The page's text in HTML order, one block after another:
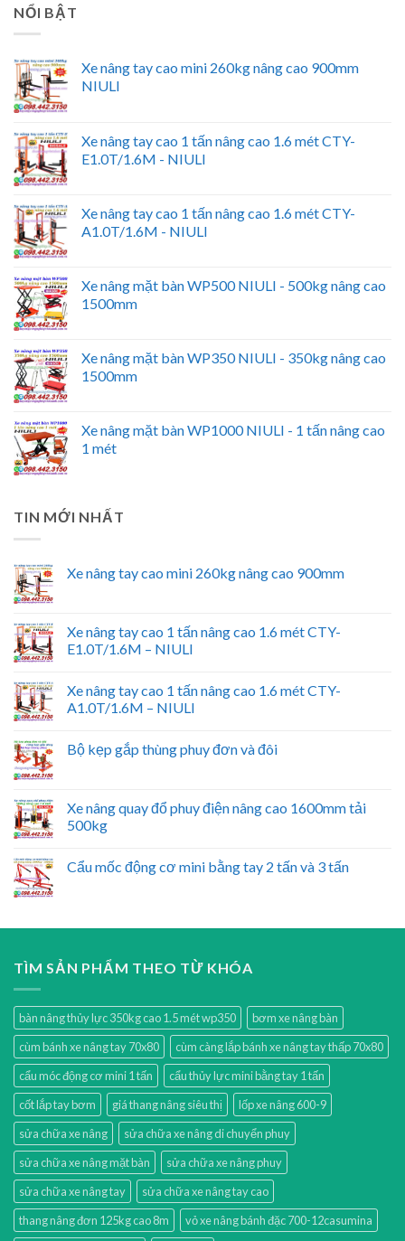
NỔI BẬT
Xe nâng tay cao mini 260kg nâng cao 900mm
NIULI
Xe nâng tay cao 1 tấn nâng cao 1.6 mét CTY-
E1.0T/1.6M - NIULI
Xe nâng tay cao 1 tấn nâng cao 1.6 mét CTY-
A1.0T/1.6M - NIULI
Xe nâng mặt bàn WP500 NIULI - 500kg nâng cao
1500mm
Xe nâng mặt bàn WP350 NIULI - 350kg nâng cao
1500mm
Xe nâng mặt bàn WP1000 NIULI - 1 tấn nâng cao
1 mét
TIN MỚI NHẤT
Xe nâng tay cao mini 260kg nâng cao 900mm
Xe nâng tay cao 1 tấn nâng cao 1.6 mét CTY-
E1.0T/1.6M – NIULI
Xe nâng tay cao 1 tấn nâng cao 1.6 mét CTY-
A1.0T/1.6M – NIULI
Bộ kẹp gắp thùng phuy đơn và đôi
Xe nâng quay đổ phuy điện nâng cao 1600mm tải
500kg
Cẩu mốc động cơ mini bằng tay 2 tấn và 3 tấn
TÌM SẢN PHẨM THEO TỪ KHÓA
bàn nâng thủy lực 350kg cao 1.5 mét wp350
bơm xe nâng bàn
cùm bánh xe nâng tay 70x80
cùm càng lắp bánh xe nâng tay thấp 70x80
cẩu móc động cơ mini 1 tấn
cẩu thủy lực mini bằng tay 1 tấn
cốt lắp tay bơm
giá thang nâng siêu thị
lốp xe nâng 600-9
sửa chữa xe nâng
sửa chữa xe nâng di chuyển phuy
sửa chữa xe nâng mặt bàn
sửa chữa xe nâng phuy
sửa chữa xe nâng tay
sửa chữa xe nâng tay cao
thang nâng đơn 125kg cao 8m
vỏ xe nâng bánh đặc 700-12casumina